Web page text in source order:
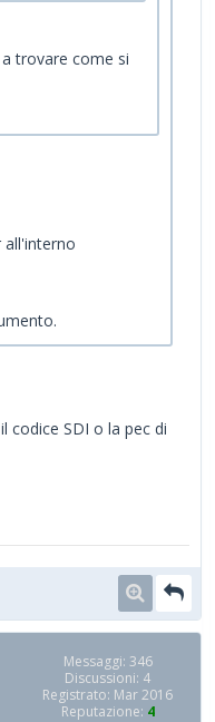
trovare come si
all'interno
codice SDI o la pec di
Messaggi: 346
Discussioni: 4
Registrato: Mar 2016
Reputazione: 4